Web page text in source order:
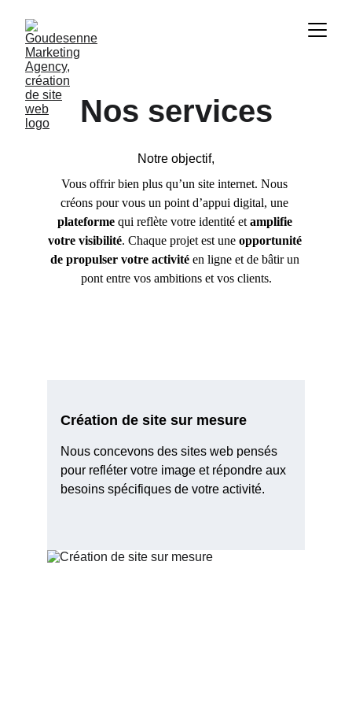
Nos services
Notre objectif,
Vous offrir bien plus qu’un site internet. Nous
créons pour vous un point d’appui digital, une
plateforme qui reflète votre identité et amplifie
votre visibilité. Chaque projet est une opportunité
de propulser votre activité en ligne et de bâtir un
pont entre vos ambitions et vos clients.
Création de site sur mesure
Nous concevons des sites web pensés
pour refléter votre image et répondre aux
besoins spécifiques de votre activité.